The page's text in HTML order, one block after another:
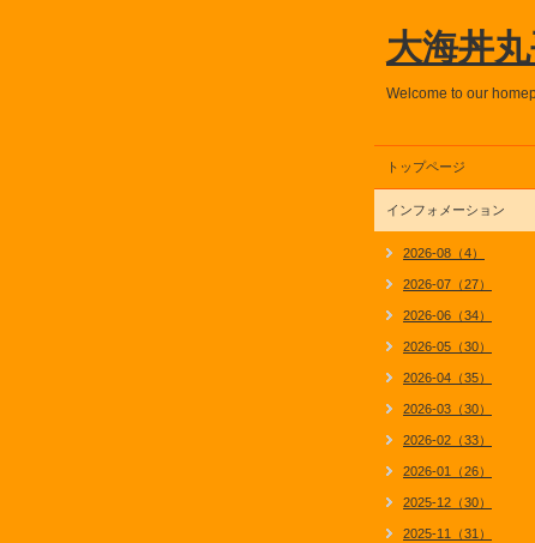
大海丼
Welcome to our
トップページ
インフォメーション
2026-08（4）
2026-07（27）
2026-06（34）
2026-05（30）
2026-04（35）
2026-03（30）
2026-02（33）
2026-01（26）
2025-12（30）
2025-11（31）